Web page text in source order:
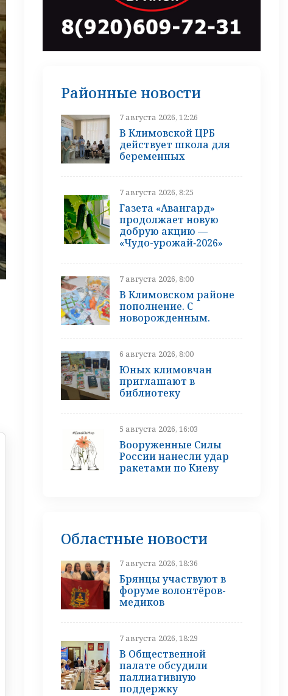
Районные новости
7 августа 2026, 12:26
В Климовской ЦРБ
действует школа для
беременных
7 августа 2026, 8:25
Газета «Авангард»
продолжает новую
добрую акцию —
«Чудо-урожай‑2026»
7 августа 2026, 8:00
В Климовском районе
пополнение. С
новорожденным.
6 августа 2026, 8:00
Юных климовчан
приглашают в
библиотеку
5 августа 2026, 16:03
Вооруженные Силы
России нанесли удар
ракетами по Киеву
Областные новости
7 августа 2026, 18:36
Брянцы участвуют в
форуме волонтёров-
медиков
7 августа 2026, 18:29
В Общественной
палате обсудили
паллиативную
поддержку